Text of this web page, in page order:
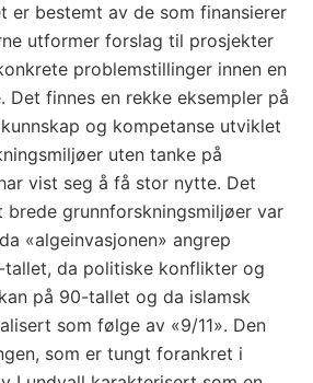
er bestemt av de som finansierer
utformer forslag til prosjekter
problemstillinger innen en
Det finnes en rekke eksempler på
og kompetanse utviklet
uten tanke på
vist seg å få stor nytte. Det
grunnforskningsmiljøer var
«algeinvasjonen» angrep
tallet, da politiske konflikter og
på 90-tallet og da islamsk
som følge av «9/11». Den
som er tungt forankret i